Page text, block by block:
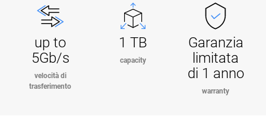
up to
5Gb/s
velocità di
trasferimento
1 TB
capacity
Garanzia
limitata
di 1 anno
warranty